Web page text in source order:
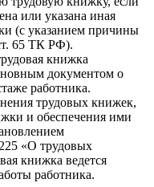
или указана иная
(с указанием причины
65 ТК РФ).
книжка
документом о
работника.
трудовых книжек,
и обеспечения ими
«О трудовых
книжка ведется
работника.